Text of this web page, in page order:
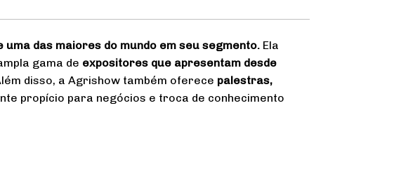
das maiores do mundo em seu segmento. Ela
gama de expositores que apresentam desde
disso, a Agrishow também oferece palestras,
propício para negócios e troca de conhecimento